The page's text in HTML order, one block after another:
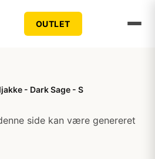
OUTLET
- Dark Sage - S
side kan være genereret